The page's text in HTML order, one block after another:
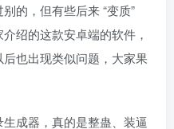
的，但有些后来 “变质”
绍的这款安卓端的软件，
也出现类似问题，大家果
成器，真的是整蛊、装逼